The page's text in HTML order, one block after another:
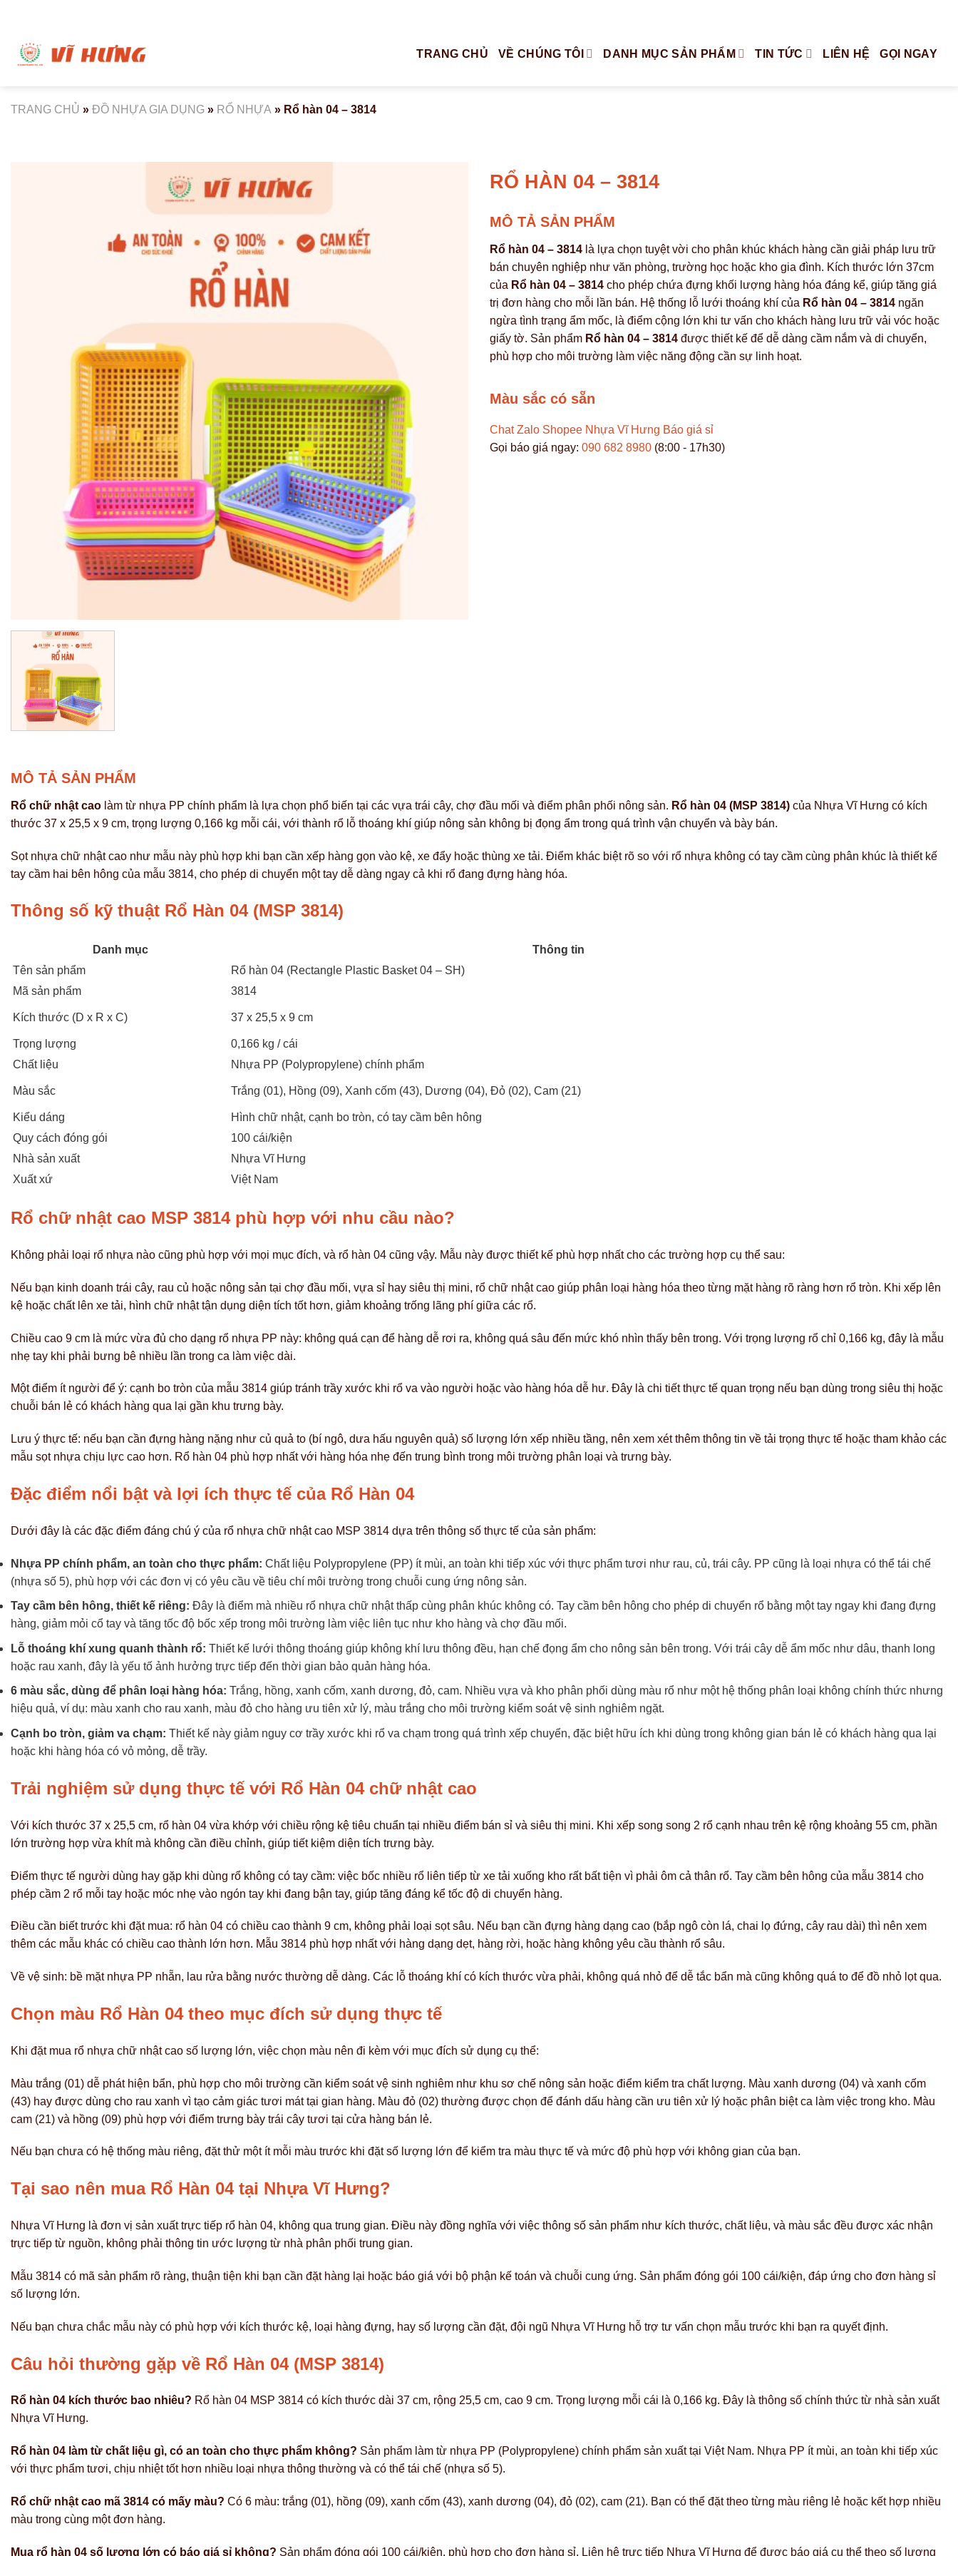
dung
TRANG CHỦ VỀ CHÚNG TÔI DANH MỤC SẢN PHẨM TIN TỨC LIÊN HỆ GỌI NGAY
TRANG CHỦ » ĐỒ NHỰA GIA DỤNG » RỔ NHỰA » Rổ hàn 04 – 3814
RỔ HÀN 04 – 3814
MÔ TẢ SẢN PHẨM
Rổ hàn 04 – 3814 là lựa chọn tuyệt vời cho phân khúc khách hàng cần giải pháp lưu trữ
bán chuyên nghiệp như văn phòng, trường học hoặc kho gia đình. Kích thước lớn 37cm
của Rổ hàn 04 – 3814 cho phép chứa đựng khối lượng hàng hóa đáng kể, giúp tăng giá
trị đơn hàng cho mỗi lần bán. Hệ thống lỗ lưới thoáng khí của Rổ hàn 04 – 3814 ngăn
ngừa tình trạng ẩm mốc, là điểm cộng lớn khi tư vấn cho khách hàng lưu trữ vải vóc hoặc
giấy tờ. Sản phẩm Rổ hàn 04 – 3814 được thiết kế để dễ dàng cầm nắm và di chuyển,
phù hợp cho môi trường làm việc năng động cần sự linh hoạt.
Màu sắc có sẵn
Chat Zalo Shopee Nhựa Vĩ Hưng Báo giá sỉ
Gọi báo giá ngay: 090 682 8980 (8:00 - 17h30)
MÔ TẢ SẢN PHẨM
Rổ chữ nhật cao làm từ nhựa PP chính phẩm là lựa chọn phổ biến tại các vựa trái cây, chợ đầu mối và điểm phân phối nông sản. Rổ hàn 04 (MSP 3814) của Nhựa Vĩ Hưng có kích
thước 37 x 25,5 x 9 cm, trọng lượng 0,166 kg mỗi cái, với thành rổ lỗ thoáng khí giúp nông sản không bị đọng ẩm trong quá trình vận chuyển và bày bán.
Sọt nhựa chữ nhật cao như mẫu này phù hợp khi bạn cần xếp hàng gọn vào kệ, xe đẩy hoặc thùng xe tải. Điểm khác biệt rõ so với rổ nhựa không có tay cầm cùng phân khúc là thiết kế
tay cầm hai bên hông của mẫu 3814, cho phép di chuyển một tay dễ dàng ngay cả khi rổ đang đựng hàng hóa.
Thông số kỹ thuật Rổ Hàn 04 (MSP 3814)
Danh mục
Thông tin
Tên sản phẩm
Rổ hàn 04 (Rectangle Plastic Basket 04 – SH)
Mã sản phẩm
3814
Kích thước (D x R x C) 37 x 25,5 x 9 cm
Trọng lượng
0,166 kg / cái
Chất liệu
Nhựa PP (Polypropylene) chính phẩm
Màu sắc Trắng (01), Hồng (09), Xanh cốm (43), Dương (04), Đỏ (02), Cam (21)
Kiểu dáng
Hình chữ nhật, cạnh bo tròn, có tay cầm bên hông
Quy cách đóng gói
100 cái/kiện
Nhà sản xuất
Nhựa Vĩ Hưng
Xuất xứ
Việt Nam
Rổ chữ nhật cao MSP 3814 phù hợp với nhu cầu nào?
Không phải loại rổ nhựa nào cũng phù hợp với mọi mục đích, và rổ hàn 04 cũng vậy. Mẫu này được thiết kế phù hợp nhất cho các trường hợp cụ thể sau:
Nếu bạn kinh doanh trái cây, rau củ hoặc nông sản tại chợ đầu mối, vựa sỉ hay siêu thị mini, rổ chữ nhật cao giúp phân loại hàng hóa theo từng mặt hàng rõ ràng hơn rổ tròn. Khi xếp lên
kệ hoặc chất lên xe tải, hình chữ nhật tận dụng diện tích tốt hơn, giảm khoảng trống lãng phí giữa các rổ.
Chiều cao 9 cm là mức vừa đủ cho dạng rổ nhựa PP này: không quá cạn để hàng dễ rơi ra, không quá sâu đến mức khó nhìn thấy bên trong. Với trọng lượng rổ chỉ 0,166 kg, đây là mẫu
nhẹ tay khi phải bưng bê nhiều lần trong ca làm việc dài.
Một điểm ít người để ý: cạnh bo tròn của mẫu 3814 giúp tránh trầy xước khi rổ va vào người hoặc vào hàng hóa dễ hư. Đây là chi tiết thực tế quan trọng nếu bạn dùng trong siêu thị hoặc
chuỗi bán lẻ có khách hàng qua lại gần khu trưng bày.
Lưu ý thực tế: nếu bạn cần đựng hàng nặng như củ quả to (bí ngô, dưa hấu nguyên quả) số lượng lớn xếp nhiều tầng, nên xem xét thêm thông tin về tải trọng thực tế hoặc tham khảo các
mẫu sọt nhựa chịu lực cao hơn. Rổ hàn 04 phù hợp nhất với hàng hóa nhẹ đến trung bình trong môi trường phân loại và trưng bày.
Đặc điểm nổi bật và lợi ích thực tế của Rổ Hàn 04
Dưới đây là các đặc điểm đáng chú ý của rổ nhựa chữ nhật cao MSP 3814 dựa trên thông số thực tế của sản phẩm:
Nhựa PP chính phẩm, an toàn cho thực phẩm: Chất liệu Polypropylene (PP) ít mùi, an toàn khi tiếp xúc với thực phẩm tươi như rau, củ, trái cây. PP cũng là loại nhựa có thể tái chế
(nhựa số 5), phù hợp với các đơn vị có yêu cầu về tiêu chí môi trường trong chuỗi cung ứng nông sản.
Tay cầm bên hông, thiết kế riêng: Đây là điểm mà nhiều rổ nhựa chữ nhật thấp cùng phân khúc không có. Tay cầm bên hông cho phép di chuyển rổ bằng một tay ngay khi đang đựng
hàng, giảm mỏi cổ tay và tăng tốc độ bốc xếp trong môi trường làm việc liên tục như kho hàng và chợ đầu mối.
Lỗ thoáng khí xung quanh thành rổ: Thiết kế lưới thông thoáng giúp không khí lưu thông đều, hạn chế đọng ẩm cho nông sản bên trong. Với trái cây dễ ẩm mốc như dâu, thanh long
hoặc rau xanh, đây là yếu tố ảnh hưởng trực tiếp đến thời gian bảo quản hàng hóa.
6 màu sắc, dùng để phân loại hàng hóa: Trắng, hồng, xanh cốm, xanh dương, đỏ, cam. Nhiều vựa và kho phân phối dùng màu rổ như một hệ thống phân loại không chính thức nhưng
hiệu quả, ví dụ: màu xanh cho rau xanh, màu đỏ cho hàng ưu tiên xử lý, màu trắng cho môi trường kiểm soát vệ sinh nghiêm ngặt.
Cạnh bo tròn, giảm va chạm: Thiết kế này giảm nguy cơ trầy xước khi rổ va chạm trong quá trình xếp chuyển, đặc biệt hữu ích khi dùng trong không gian bán lẻ có khách hàng qua lại
hoặc khi hàng hóa có vỏ mỏng, dễ trầy.
Trải nghiệm sử dụng thực tế với Rổ Hàn 04 chữ nhật cao
Với kích thước 37 x 25,5 cm, rổ hàn 04 vừa khớp với chiều rộng kệ tiêu chuẩn tại nhiều điểm bán sỉ và siêu thị mini. Khi xếp song song 2 rổ cạnh nhau trên kệ rộng khoảng 55 cm, phần
lớn trường hợp vừa khít mà không cần điều chỉnh, giúp tiết kiệm diện tích trưng bày.
Điểm thực tế người dùng hay gặp khi dùng rổ không có tay cầm: việc bốc nhiều rổ liên tiếp từ xe tải xuống kho rất bất tiện vì phải ôm cả thân rổ. Tay cầm bên hông của mẫu 3814 cho
phép cầm 2 rổ mỗi tay hoặc móc nhẹ vào ngón tay khi đang bận tay, giúp tăng đáng kể tốc độ di chuyển hàng.
Điều cần biết trước khi đặt mua: rổ hàn 04 có chiều cao thành 9 cm, không phải loại sọt sâu. Nếu bạn cần đựng hàng dạng cao (bắp ngô còn lá, chai lọ đứng, cây rau dài) thì nên xem
thêm các mẫu khác có chiều cao thành lớn hơn. Mẫu 3814 phù hợp nhất với hàng dạng dẹt, hàng rời, hoặc hàng không yêu cầu thành rổ sâu.
Về vệ sinh: bề mặt nhựa PP nhẵn, lau rửa bằng nước thường dễ dàng. Các lỗ thoáng khí có kích thước vừa phải, không quá nhỏ để dễ tắc bẩn mà cũng không quá to để đồ nhỏ lọt qua.
Chọn màu Rổ Hàn 04 theo mục đích sử dụng thực tế
Khi đặt mua rổ nhựa chữ nhật cao số lượng lớn, việc chọn màu nên đi kèm với mục đích sử dụng cụ thể:
Màu trắng (01) dễ phát hiện bẩn, phù hợp cho môi trường cần kiểm soát vệ sinh nghiêm như khu sơ chế nông sản hoặc điểm kiểm tra chất lượng. Màu xanh dương (04) và xanh cốm
(43) hay được dùng cho rau xanh vì tạo cảm giác tươi mát tại gian hàng. Màu đỏ (02) thường được chọn để đánh dấu hàng cần ưu tiên xử lý hoặc phân biệt ca làm việc trong kho. Màu
cam (21) và hồng (09) phù hợp với điểm trưng bày trái cây tươi tại cửa hàng bán lẻ.
Nếu bạn chưa có hệ thống màu riêng, đặt thử một ít mỗi màu trước khi đặt số lượng lớn để kiểm tra màu thực tế và mức độ phù hợp với không gian của bạn.
Tại sao nên mua Rổ Hàn 04 tại Nhựa Vĩ Hưng?
Nhựa Vĩ Hưng là đơn vị sản xuất trực tiếp rổ hàn 04, không qua trung gian. Điều này đồng nghĩa với việc thông số sản phẩm như kích thước, chất liệu, và màu sắc đều được xác nhận
trực tiếp từ nguồn, không phải thông tin ước lượng từ nhà phân phối trung gian.
Mẫu 3814 có mã sản phẩm rõ ràng, thuận tiện khi bạn cần đặt hàng lại hoặc báo giá với bộ phận kế toán và chuỗi cung ứng. Sản phẩm đóng gói 100 cái/kiện, đáp ứng cho đơn hàng sỉ
số lượng lớn.
Nếu bạn chưa chắc mẫu này có phù hợp với kích thước kệ, loại hàng đựng, hay số lượng cần đặt, đội ngũ Nhựa Vĩ Hưng hỗ trợ tư vấn chọn mẫu trước khi bạn ra quyết định.
Câu hỏi thường gặp về Rổ Hàn 04 (MSP 3814)
Rổ hàn 04 kích thước bao nhiêu? Rổ hàn 04 MSP 3814 có kích thước dài 37 cm, rộng 25,5 cm, cao 9 cm. Trọng lượng mỗi cái là 0,166 kg. Đây là thông số chính thức từ nhà sản xuất
Nhựa Vĩ Hưng.
Rổ hàn 04 làm từ chất liệu gì, có an toàn cho thực phẩm không? Sản phẩm làm từ nhựa PP (Polypropylene) chính phẩm sản xuất tại Việt Nam. Nhựa PP ít mùi, an toàn khi tiếp xúc
với thực phẩm tươi, chịu nhiệt tốt hơn nhiều loại nhựa thông thường và có thể tái chế (nhựa số 5).
Rổ chữ nhật cao mã 3814 có mấy màu? Có 6 màu: trắng (01), hồng (09), xanh cốm (43), xanh dương (04), đỏ (02), cam (21). Bạn có thể đặt theo từng màu riêng lẻ hoặc kết hợp nhiều
màu trong cùng một đơn hàng.
Mua rổ hàn 04 số lượng lớn có báo giá sỉ không? Sản phẩm đóng gói 100 cái/kiện, phù hợp cho đơn hàng sỉ. Liên hệ trực tiếp Nhựa Vĩ Hưng để được báo giá cụ thể theo số lượng